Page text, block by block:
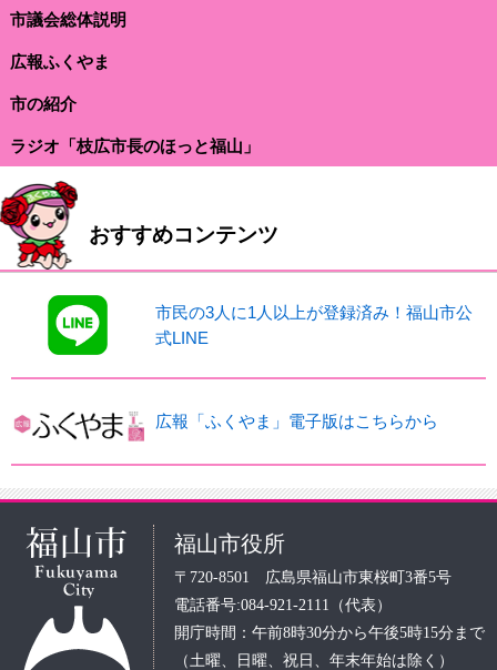
市議会総体説明
広報ふくやま
市の紹介
ラジオ「枝広市長のほっと福山」
おすすめコンテンツ
市民の3人に1人以上が登録済み！福山市公
式LINE
広報「ふくやま」電子版はこちらから
福山市役所
〒720-8501 広島県福山市東桜町3番5号
電話番号:084-921-2111（代表）
開庁時間：午前8時30分から午後5時15分まで
（土曜、日曜、祝日、年末年始は除く）